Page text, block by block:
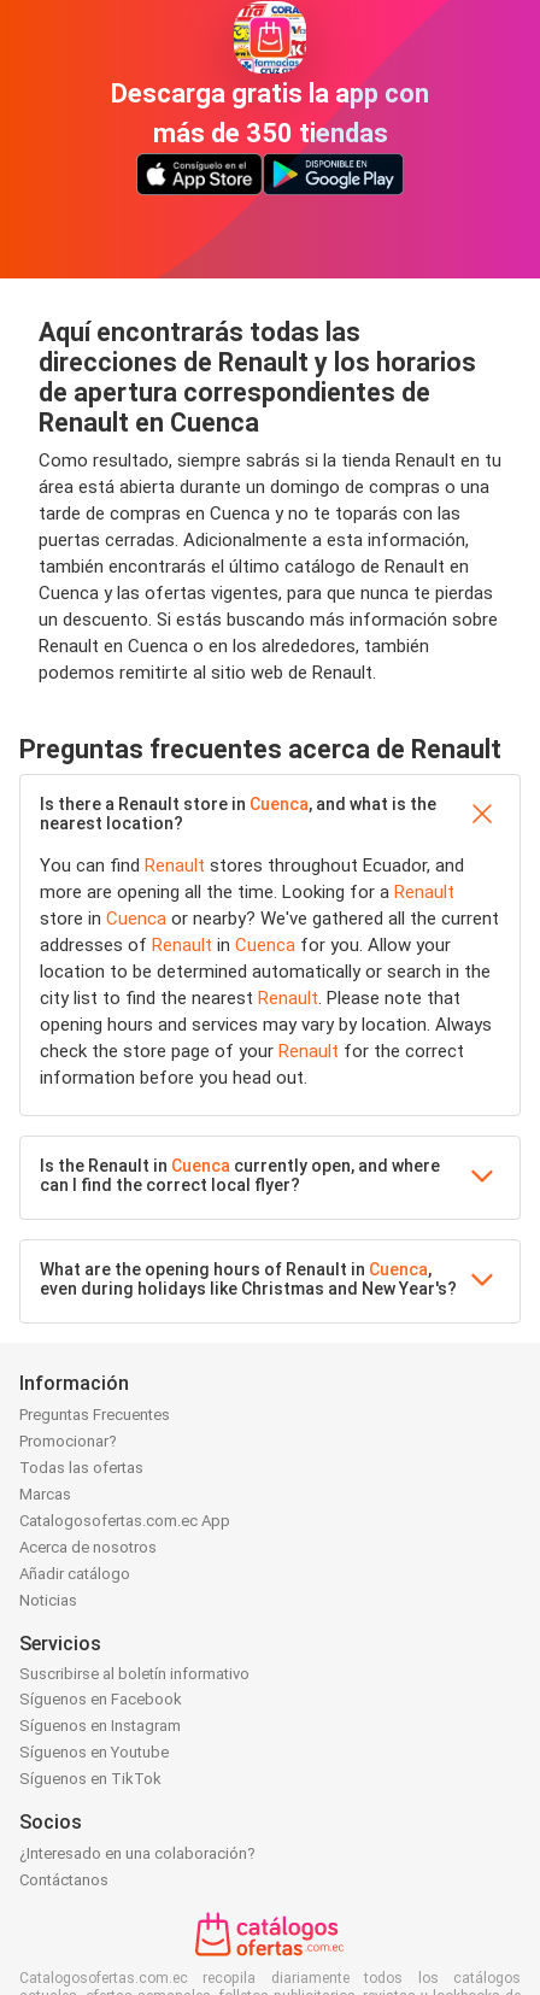
Descarga gratis la app con
más de 350 tiendas
Aquí encontrarás todas las
direcciones de Renault y los horarios
de apertura correspondientes de
Renault en Cuenca
Como resultado, siempre sabrás si la tienda Renault en tu
área está abierta durante un domingo de compras o una
tarde de compras en Cuenca y no te toparás con las
puertas cerradas. Adicionalmente a esta información,
también encontrarás el último catálogo de Renault en
Cuenca y las ofertas vigentes, para que nunca te pierdas
un descuento. Si estás buscando más información sobre
Renault en Cuenca o en los alrededores, también
podemos remitirte al sitio web de Renault.
Preguntas frecuentes acerca de Renault
Is there a Renault store in Cuenca, and what is the
nearest location?
You can find Renault stores throughout Ecuador, and
more are opening all the time. Looking for a Renault
store in Cuenca or nearby? We've gathered all the current
addresses of Renault in Cuenca for you. Allow your
location to be determined automatically or search in the
city list to find the nearest Renault. Please note that
opening hours and services may vary by location. Always
check the store page of your Renault for the correct
information before you head out.
Is the Renault in Cuenca currently open, and where
can I find the correct local flyer?
What are the opening hours of Renault in Cuenca,
even during holidays like Christmas and New Year's?
Información
Preguntas Frecuentes
Promocionar?
Todas las ofertas
Marcas
Catalogosofertas.com.ec App
Acerca de nosotros
Añadir catálogo
Noticias
Servicios
Suscribirse al boletín informativo
Síguenos en Facebook
Síguenos en Instagram
Síguenos en Youtube
Síguenos en TikTok
Socios
¿Interesado en una colaboración?
Contáctanos
Catalogosofertas.com.ec recopila diariamente todos los catálogos